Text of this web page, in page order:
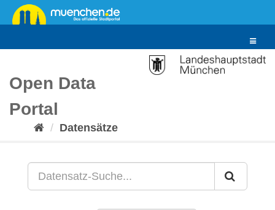
Überspringen
zum
Toggle
Open Data
Portal
Datensätze